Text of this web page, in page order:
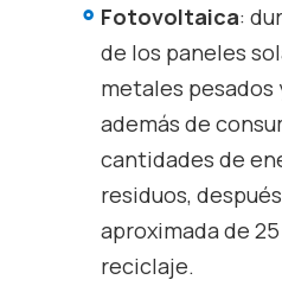
Fotovoltaica:
de los paneles
metales pesados
además de
cantidades de
residuos,
aproximada de
reciclaje.